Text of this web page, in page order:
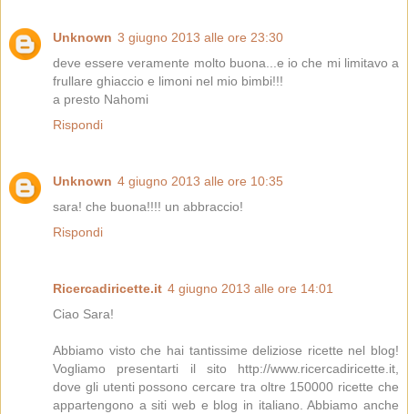
Unknown 3 giugno 2013 alle ore 23:30
deve essere veramente molto buona...e io che mi limitavo a
frullare ghiaccio e limoni nel mio bimbi!!!
a presto Nahomi
Rispondi
Unknown 4 giugno 2013 alle ore 10:35
sara! che buona!!!! un abbraccio!
Rispondi
Ricercadiricette.it 4 giugno 2013 alle ore 14:01
Ciao Sara!
Abbiamo visto che hai tantissime deliziose ricette nel blog!
Vogliamo presentarti il sito http://www.ricercadiricette.it,
dove gli utenti possono cercare tra oltre 150000 ricette che
appartengono a siti web e blog in italiano. Abbiamo anche